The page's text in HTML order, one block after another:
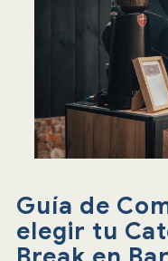
Guía de
elegir tu